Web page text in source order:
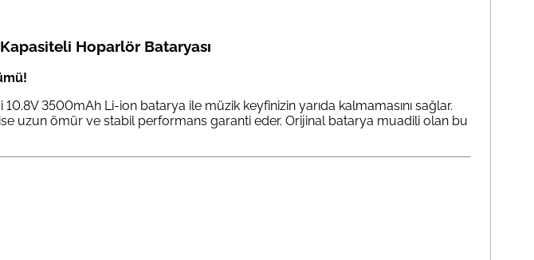
Hoparlör Bataryası
3500mAh Li-ion batarya ile müzik keyfinizin yarıda kalmamasını sağlar.
uzun ömür ve stabil performans garanti eder. Orijinal batarya muadili olan bu